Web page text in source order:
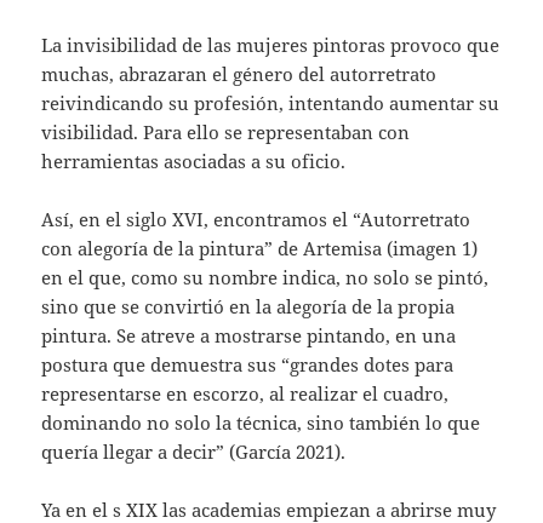
La invisibilidad de las mujeres pintoras provoco que
muchas, abrazaran el género del autorretrato
reivindicando su profesión, intentando aumentar su
visibilidad. Para ello se representaban con
herramientas asociadas a su oficio.
Así, en el siglo XVI, encontramos el “Autorretrato
con alegoría de la pintura” de Artemisa (imagen 1)
en el que, como su nombre indica, no solo se pintó,
sino que se convirtió en la alegoría de la propia
pintura. Se atreve a mostrarse pintando, en una
postura que demuestra sus “grandes dotes para
representarse en escorzo, al realizar el cuadro,
dominando no solo la técnica, sino también lo que
quería llegar a decir” (García 2021).
Ya en el s XIX las academias empiezan a abrirse muy